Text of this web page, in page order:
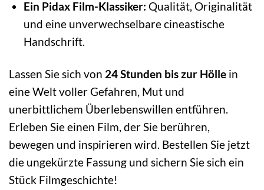
Ein Pidax Film-Klassiker: Qualität, Originalität
und eine unverwechselbare cineastische
Handschrift.
Lassen Sie sich von 24 Stunden bis zur Hölle in
eine Welt voller Gefahren, Mut und
unerbittlichem Überlebenswillen entführen.
Erleben Sie einen Film, der Sie berühren,
bewegen und inspirieren wird. Bestellen Sie jetzt
die ungekürzte Fassung und sichern Sie sich ein
Stück Filmgeschichte!